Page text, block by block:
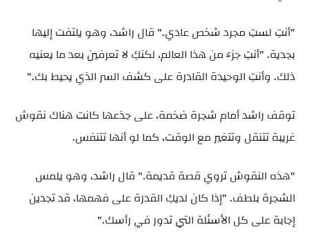
"أنتِ لستِ مجرد شخص عادي." قال راشد، وهو يلتفت إليها
بجدية. "أنتِ جزء من هذا العالم، لكنكِ لا تعرفين بعد ما يعنيه
ذلك. وأنتِ الوحيدة القادرة على كشف السر الذي يحيط بك."
توقف راشد أمام شجرة ضخمة، على جذعها كانت هناك نقوش
غريبة تتنقل وتتغير مع الوقت، كما لو أنها تتنفس.
"هذه النقوش تروي قصة قديمة." قال راشد، وهو يلمس
الشجرة بلطف. "إذا كان لديكِ القدرة على فهمها، قد تجدين
إجابة على كل الأسئلة التي تدور في رأسك."